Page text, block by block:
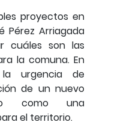
proyectos en
Pérez Arriagada
cuáles son las
la comuna. En
urgencia de
de un nuevo
como una
el territorio.